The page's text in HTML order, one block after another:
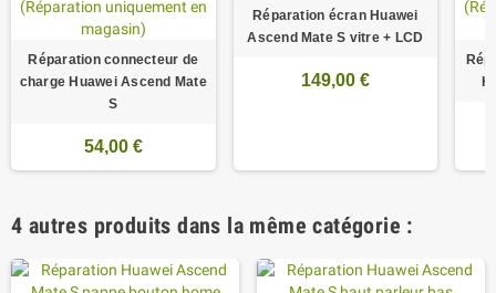
Réparation connecteur de
charge Huawei Ascend Mate
S
54,00 €
Réparation écran Huawei
Ascend Mate S vitre + LCD
149,00 €
4 autres produits dans la même catégorie :